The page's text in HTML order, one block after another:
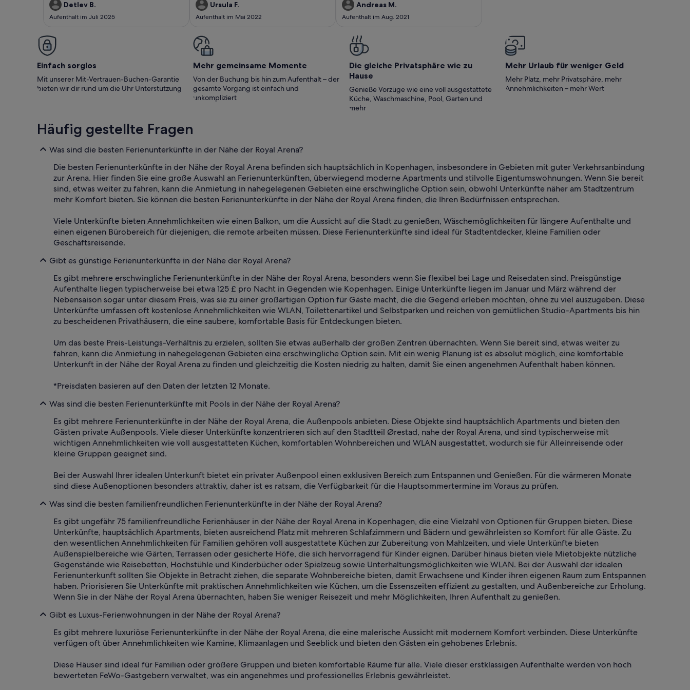
gelegenen Wohnung rundum
wohlgefühlt.Gerne wieder!Detlev und Eike
Detlev B.
Aufenthalt im Juli 2025
Einschränkung: lange steile Treppe bis in den 4.
Stock. Wir waren rund um zufrieden.
Ursula F.
Aufenthalt im Mai 2022
erfüllt.Andreas M.
Aufenthalt im Aug. 2021
Einfach sorglos
Mit unserer Mit-Vertrauen-Buchen-Garantie
bieten wir dir rund um die Uhr Unterstützung
Mehr gemeinsame Momente
Von der Buchung bis hin zum Aufenthalt – der
gesamte Vorgang ist einfach und
unkompliziert
Die gleiche Privatsphäre wie zu
Hause
Genieße Vorzüge wie eine voll ausgestattete
Küche, Waschmaschine, Pool, Garten und
mehr
Mehr Urlaub für weniger Geld
Mehr Platz, mehr Privatsphäre, mehr
Annehmlichkeiten – mehr Wert
Häufig gestellte Fragen
Was sind die besten Ferienunterkünfte in der Nähe der Royal Arena?
Die besten Ferienunterkünfte in der Nähe der Royal Arena befinden sich hauptsächlich in Kopenhagen, insbesondere in Gebieten mit guter Verkehrsanbindung
zur Arena. Hier finden Sie eine große Auswahl an Ferienunterkünften, überwiegend moderne Apartments und stilvolle Eigentumswohnungen. Wenn Sie bereit
sind, etwas weiter zu fahren, kann die Anmietung in nahegelegenen Gebieten eine erschwingliche Option sein, obwohl Unterkünfte näher am Stadtzentrum
mehr Komfort bieten. Sie können die besten Ferienunterkünfte in der Nähe der Royal Arena finden, die Ihren Bedürfnissen entsprechen.
Viele Unterkünfte bieten Annehmlichkeiten wie einen Balkon, um die Aussicht auf die Stadt zu genießen, Wäschemöglichkeiten für längere Aufenthalte und
einen eigenen Bürobereich für diejenigen, die remote arbeiten müssen. Diese Ferienunterkünfte sind ideal für Stadtentdecker, kleine Familien oder
Geschäftsreisende.
Gibt es günstige Ferienunterkünfte in der Nähe der Royal Arena?
Es gibt mehrere erschwingliche Ferienunterkünfte in der Nähe der Royal Arena, besonders wenn Sie flexibel bei Lage und Reisedaten sind. Preisgünstige
Aufenthalte liegen typischerweise bei etwa 125 £ pro Nacht in Gegenden wie Kopenhagen. Einige Unterkünfte liegen im Januar und März während der
Nebensaison sogar unter diesem Preis, was sie zu einer großartigen Option für Gäste macht, die die Gegend erleben möchten, ohne zu viel auszugeben. Diese
Unterkünfte umfassen oft kostenlose Annehmlichkeiten wie WLAN, Toilettenartikel und Selbstparken und reichen von gemütlichen Studio-Apartments bis hin
zu bescheidenen Privathäusern, die eine saubere, komfortable Basis für Entdeckungen bieten.
Um das beste Preis-Leistungs-Verhältnis zu erzielen, sollten Sie etwas außerhalb der großen Zentren übernachten. Wenn Sie bereit sind, etwas weiter zu
fahren, kann die Anmietung in nahegelegenen Gebieten eine erschwingliche Option sein. Mit ein wenig Planung ist es absolut möglich, eine komfortable
Unterkunft in der Nähe der Royal Arena zu finden und gleichzeitig die Kosten niedrig zu halten, damit Sie einen angenehmen Aufenthalt haben können.
*Preisdaten basieren auf den Daten der letzten 12 Monate.
Was sind die besten Ferienunterkünfte mit Pools in der Nähe der Royal Arena?
Es gibt mehrere Ferienunterkünfte in der Nähe der Royal Arena, die Außenpools anbieten. Diese Objekte sind hauptsächlich Apartments und bieten den
Gästen private Außenpools. Viele dieser Unterkünfte konzentrieren sich auf den Stadtteil Ørestad, nahe der Royal Arena, und sind typischerweise mit
wichtigen Annehmlichkeiten wie voll ausgestatteten Küchen, komfortablen Wohnbereichen und WLAN ausgestattet, wodurch sie für Alleinreisende oder
kleine Gruppen geeignet sind.
Bei der Auswahl Ihrer idealen Unterkunft bietet ein privater Außenpool einen exklusiven Bereich zum Entspannen und Genießen. Für die wärmeren Monate
sind diese Außenoptionen besonders attraktiv, daher ist es ratsam, die Verfügbarkeit für die Hauptsommertermine im Voraus zu prüfen.
Was sind die besten familienfreundlichen Ferienunterkünfte in der Nähe der Royal Arena?
Es gibt ungefähr 75 familienfreundliche Ferienhäuser in der Nähe der Royal Arena in Kopenhagen, die eine Vielzahl von Optionen für Gruppen bieten. Diese
Unterkünfte, hauptsächlich Apartments, bieten ausreichend Platz mit mehreren Schlafzimmern und Bädern und gewährleisten so Komfort für alle Gäste. Zu
den wesentlichen Annehmlichkeiten für Familien gehören voll ausgestattete Küchen zur Zubereitung von Mahlzeiten, und viele Unterkünfte bieten
Außenspielbereiche wie Gärten, Terrassen oder gesicherte Höfe, die sich hervorragend für Kinder eignen. Darüber hinaus bieten viele Mietobjekte nützliche
Gegenstände wie Reisebetten, Hochstühle und Kinderbücher oder Spielzeug sowie Unterhaltungsmöglichkeiten wie WLAN. Bei der Auswahl der idealen
Ferienunterkunft sollten Sie Objekte in Betracht ziehen, die separate Wohnbereiche bieten, damit Erwachsene und Kinder ihren eigenen Raum zum Entspannen
haben. Priorisieren Sie Unterkünfte mit praktischen Annehmlichkeiten wie Küchen, um die Essenszeiten effizient zu gestalten, und Außenbereiche zur Erholung.
Wenn Sie in der Nähe der Royal Arena übernachten, haben Sie weniger Reisezeit und mehr Möglichkeiten, Ihren Aufenthalt zu genießen.
Gibt es Luxus-Ferienwohnungen in der Nähe der Royal Arena?
Es gibt mehrere luxuriöse Ferienunterkünfte in der Nähe der Royal Arena, die eine malerische Aussicht mit modernem Komfort verbinden. Diese Unterkünfte
verfügen oft über Annehmlichkeiten wie Kamine, Klimaanlagen und Seeblick und bieten den Gästen ein gehobenes Erlebnis.
Diese Häuser sind ideal für Familien oder größere Gruppen und bieten komfortable Räume für alle. Viele dieser erstklassigen Aufenthalte werden von hoch
bewerteten FeWo-Gastgebern verwaltet, was ein angenehmes und professionelles Erlebnis gewährleistet.